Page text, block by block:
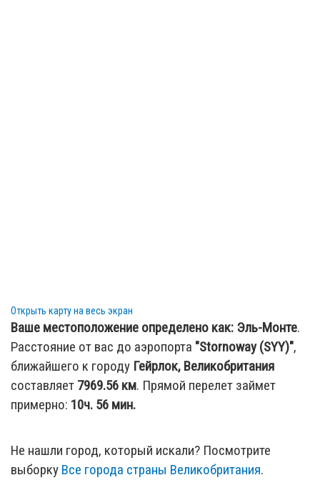
Открыть карту на весь экран
Ваше местоположение определено как: Эль-Монте.
Расстояние от вас до аэропорта "Stornoway (SYY)",
ближайшего к городу Гейрлок, Великобритания
составляет 7969.56 км. Прямой перелет займет
примерно: 10ч. 56 мин.
Не нашли город, который искали? Посмотрите
выборку Все города страны Великобритания.